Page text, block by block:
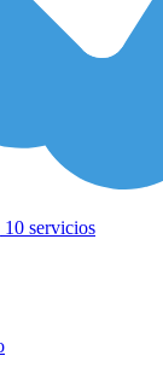
10 servicios